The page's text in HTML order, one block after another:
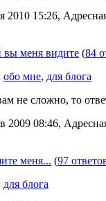
2010 15:26,
вы меня видите (84
обо мне, для блога
не сложно, то
2009 08:46,
меня... (97
для блога